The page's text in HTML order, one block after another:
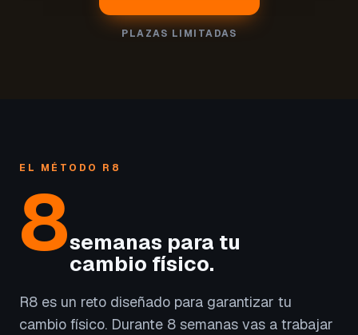
PLAZAS LIMITADAS
EL MÉTODO R8
8semanas para tu
cambio físico.
R8 es un reto diseñado para garantizar tu
cambio físico. Durante 8 semanas vas a trabajar